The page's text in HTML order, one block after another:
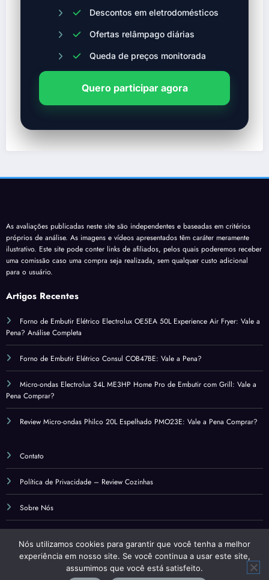
Descontos em eletrodomésticos
Ofertas relâmpago diárias
Queda de preços monitorada
Quero participar agora
As avaliações publicadas neste site são independentes e baseadas em critérios
próprios de análise. As imagens e vídeos apresentados têm caráter meramente
ilustrativo. Este site pode conter links de afiliados, pelos quais poderemos receber
uma comissão caso uma compra seja realizada, sem qualquer custo adicional
para o usuário.
Artigos Recentes
Forno de Embutir Elétrico Electrolux OE5EA 50L Experience Air Fryer: Vale a
Pena? Análise Completa
Forno de Embutir Elétrico Consul COB47BE: Vale a Pena?
Micro-ondas Electrolux 34L ME3HP Home Pro de Embutir com Grill: Vale a
Pena Comprar?
Review Micro-ondas Philco 20L Espelhado PMO23E: Vale a Pena Comprar?
Contato
Política de Privacidade – Review Cozinhas
Sobre Nós
Nós utilizamos cookies para garantir que você tenha a melhor
experiência em nosso site. Se você continua a usar este site,
assumimos que você está satisfeito.